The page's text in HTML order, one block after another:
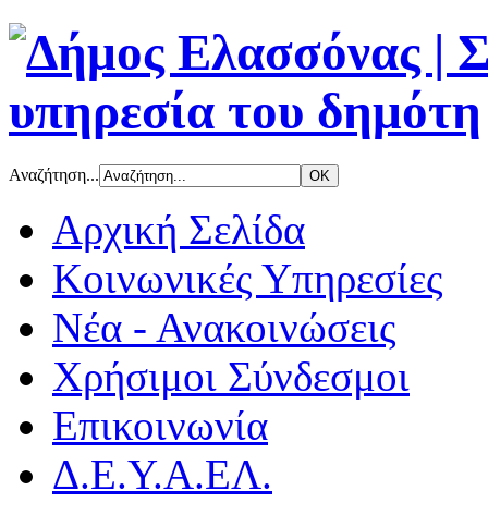
Αναζήτηση...
Αρχική Σελίδα
Κοινωνικές Υπηρεσίες
Νέα - Ανακοινώσεις
Χρήσιμοι Σύνδεσμοι
Επικοινωνία
Δ.Ε.Υ.Α.ΕΛ.